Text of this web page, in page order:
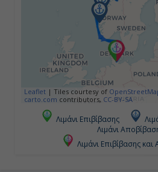
Leaflet | Tiles courtesy of
carto.com contributors, CC-BY-SA
Λιμάνι Επιβίβασης
Λιμάνι
Λιμάνι Επιβίβασης